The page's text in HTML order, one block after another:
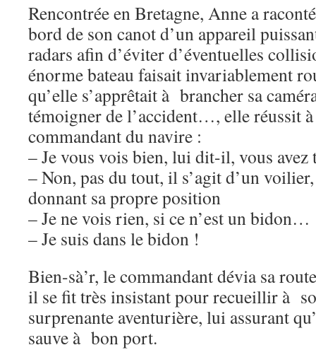
Rencontrée en Bretagne, Anne a
bord de son canot d’un appareil
radars afin d’éviter d’éventuelles
énorme bateau faisait invariablement
qu’elle s’apprêtait à brancher sa
témoigner de l’accident…, elle réussit
commandant du navire :
– Je vous vois bien, lui dit-il, vous
– Non, pas du tout, il s’agit d’un
donnant sa propre position
– Je ne vois rien, si ce n’est un bidon…
– Je suis dans le bidon !
Bien-sà’r, le commandant dévia sa
il se fit très insistant pour recueillir à
surprenante aventurière, lui assurant
sauve à bon port.